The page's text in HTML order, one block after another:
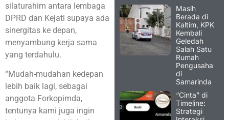
silaturahim antara lembaga
DPRD dan Kejati supaya ada
sinergitas ke depan,
menyambung kerja sama
yang terdahulu.
“Mudah-mudahan kedepan
lebih baik lagi, sebagai
anggota Forkopimda,
tentunya kami juga ingin
Masih
Berada di
Kaltim, KPK
Kembali
Geledah
Salah Satu
Rumah
Pengusaha
di
Samarinda
“Cinta” di
Timeline:
Strategi